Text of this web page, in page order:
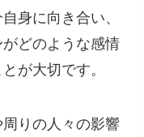
身に向き合い、
どのような感情
が大切です。
りの人々の影響